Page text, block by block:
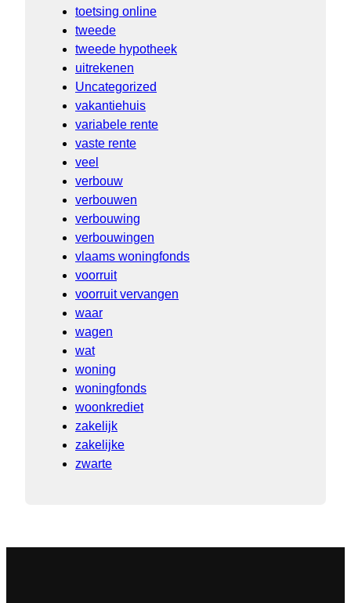
toetsing online
tweede
tweede hypotheek
uitrekenen
Uncategorized
vakantiehuis
variabele rente
vaste rente
veel
verbouw
verbouwen
verbouwing
verbouwingen
vlaams woningfonds
voorruit
voorruit vervangen
waar
wagen
wat
woning
woningfonds
woonkrediet
zakelijk
zakelijke
zwarte